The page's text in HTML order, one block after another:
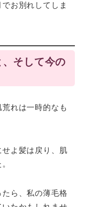
お別れしてしま
そして今の
れは一時的なも
せよ髪は戻り、肌
ら、私の薄毛格